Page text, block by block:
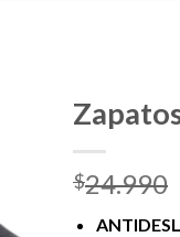
$24.990